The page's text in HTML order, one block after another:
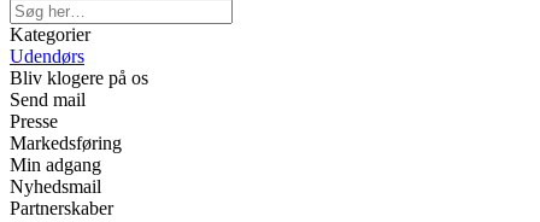
Kategorier
Udendørs
Bliv klogere på os
Send mail
Presse
Markedsføring
Min adgang
Nyhedsmail
Partnerskaber